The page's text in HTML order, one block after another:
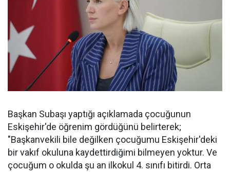
Başkan Subaşı yaptığı açıklamada çocuğunun
Eskişehir'de öğrenim gördüğünü belirterek;
"Başkanvekili bile değilken çocuğumu Eskişehir'deki
bir vakıf okuluna kaydettirdiğimi bilmeyen yoktur. Ve
çocuğum o okulda şu an ilkokul 4. sınıfı bitirdi. Orta